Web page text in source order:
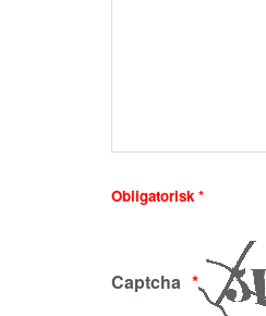
Obligatorisk *
Captcha